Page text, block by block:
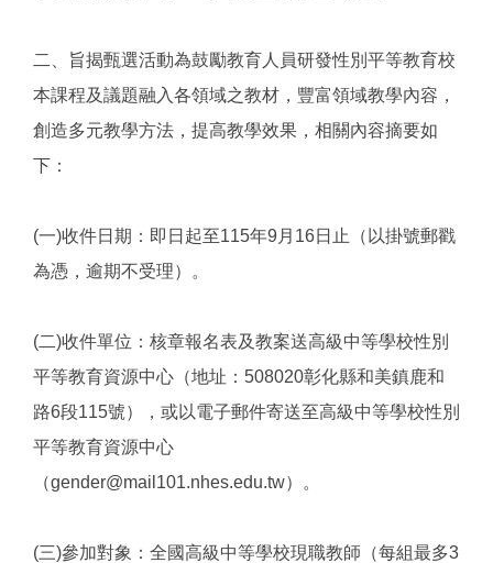
二、旨揭甄選活動為鼓勵教育人員研發性別平等教育校
本課程及議題融入各領域之教材，豐富領域教學內容，
創造多元教學方法，提高教學效果，相關內容摘要如
下：
(一)收件日期：即日起至115年9月16日止（以掛號郵戳
為憑，逾期不受理）。
(二)收件單位：核章報名表及教案送高級中等學校性別
平等教育資源中心（地址：508020彰化縣和美鎮鹿和
路6段115號），或以電子郵件寄送至高級中等學校性別
平等教育資源中心
（gender@mail101.nhes.edu.tw）。
(三)參加對象：全國高級中等學校現職教師（每組最多3